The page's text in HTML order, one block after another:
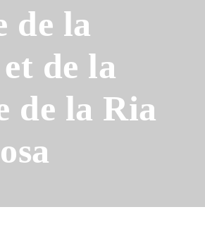
de la
de la
de la Ria